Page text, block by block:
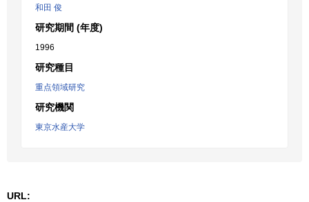
和田 俊
研究期間 (年度)
1996
研究種目
重点領域研究
研究機関
東京水産大学
URL: